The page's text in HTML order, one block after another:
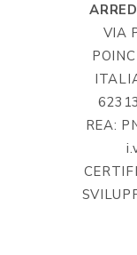
VIA
REA: